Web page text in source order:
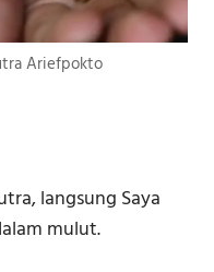
Ariefpokto
langsung Saya
mulut.